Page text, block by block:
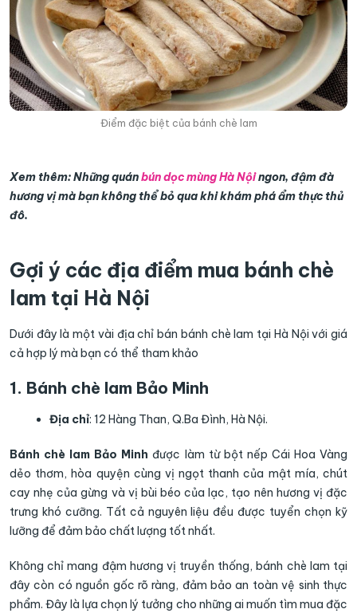
Điểm đặc biệt của bánh chè lam
Xem thêm: Những quánbún dọc mùng Hà Nộingon, đậm đà
hương vị mà bạn không thể bỏ qua khi khám phá ẩm thực thủ
đô.
Gợi ý các địa điểm mua bánh chè
lam tại Hà Nội
Dưới đây là một vài địa chỉ bán bánh chè lam tại Hà Nội với giá
cả hợp lý mà bạn có thể tham khảo
1. Bánh chè lam Bảo Minh
Địa chỉ: 12 Hàng Than, Q.Ba Đình, Hà Nội.
Bánh chè lam Bảo Minhđược làm từ bột nếp Cái Hoa Vàng
dẻo thơm, hòa quyện cùng vị ngọt thanh của mật mía, chút
cay nhẹ của gừng và vị bùi béo của lạc, tạo nên hương vị đặc
trưng khó cưỡng. Tất cả nguyên liệu đều được tuyển chọn kỹ
lưỡng để đảm bảo chất lượng tốt nhất.
Không chỉ mang đậm hương vị truyền thống, bánh chè lam tại
đây còn có nguồn gốc rõ ràng, đảm bảo an toàn vệ sinh thực
phẩm. Đây là lựa chọn lý tưởng cho những ai muốn tìm mua đặc